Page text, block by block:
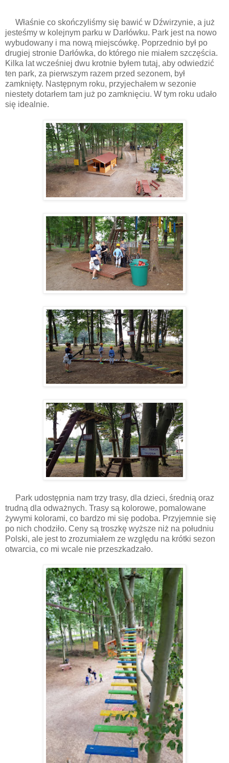
Właśnie co skończyliśmy się bawić w Dźwirzynie, a już
jesteśmy w kolejnym parku w Darłówku. Park jest na nowo
wybudowany i ma nową miejscówkę. Poprzednio był po
drugiej stronie Darłówka, do którego nie miałem szczęścia.
Kilka lat wcześniej dwu krotnie byłem tutaj, aby odwiedzić
ten park, za pierwszym razem przed sezonem, był
zamknięty. Następnym roku, przyjechałem w sezonie
niestety dotarłem tam już po zamknięciu. W tym roku udało
się idealnie.
Park udostępnia nam trzy trasy, dla dzieci, średnią oraz
trudną dla odważnych. Trasy są kolorowe, pomalowane
żywymi kolorami, co bardzo mi się podoba. Przyjemnie się
po nich chodziło. Ceny są troszkę wyższe niż na południu
Polski, ale jest to zrozumiałem ze względu na krótki sezon
otwarcia, co mi wcale nie przeszkadzało.